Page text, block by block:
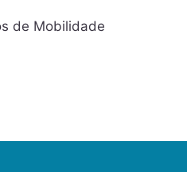
de Mobilidade